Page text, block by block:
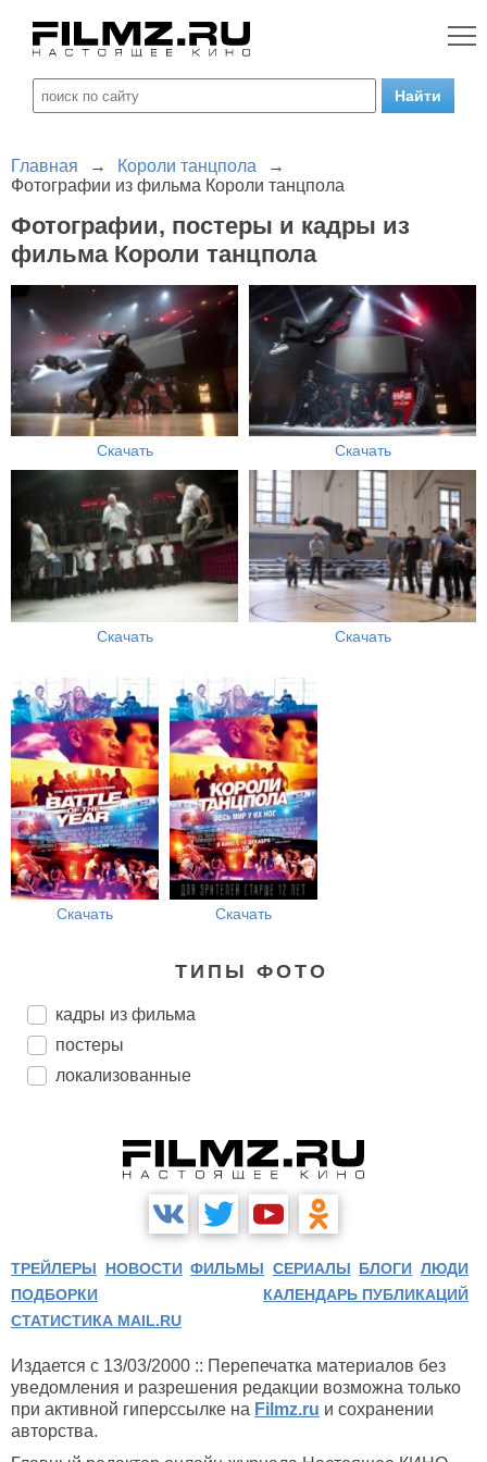
Главная → Короли танцпола
→
Фотографии из фильма Короли танцпола
Фотографии, постеры и кадры из
фильма Короли танцпола
Скачать Скачать
Скачать Скачать
Скачать Скачать
ТИПЫ ФОТО
кадры из фильма
постеры
локализованные
ТРЕЙЛЕРЫ НОВОСТИ ФИЛЬМЫ СЕРИАЛЫ БЛОГИ ЛЮДИ
ПОДБОРКИ
КАЛЕНДАРЬ ПУБЛИКАЦИЙ
СТАТИСТИКА MAIL.RU
Издается с 13/03/2000 :: Перепечатка материалов без
уведомления и разрешения редакции возможна только
при активной гиперссылке на Filmz.ru и сохранении
авторства.